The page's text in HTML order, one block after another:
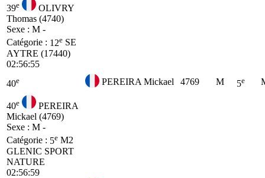
39e
OLIVRY
Thomas (4740)
Sexe : M -
Catégorie : 12e SE
AYTRE (17440)
02:56:55
40e PEREIRA Mickael 4769 M 5e
40e
PEREIRA
Mickael (4769)
Sexe : M -
Catégorie : 5e M2
GLENIC SPORT
NATURE
02:56:59